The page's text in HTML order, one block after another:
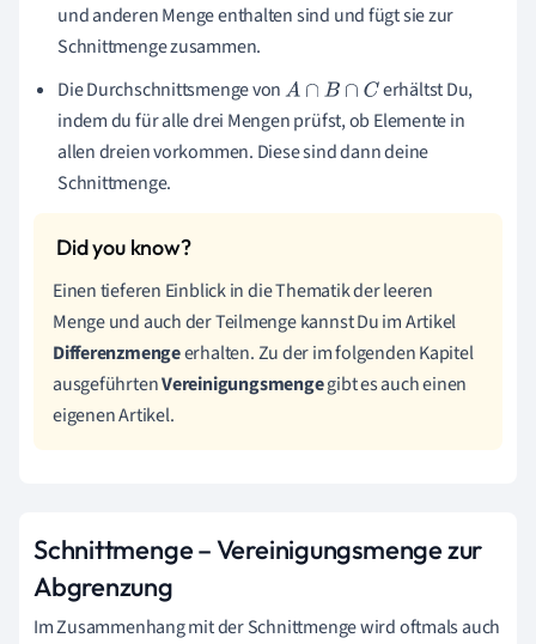
und anderen Menge enthalten sind und fügt sie zur
Schnittmenge zusammen.
Die Durchschnittsmenge vonA∩ B∩C
erhältst Du,
indem du für alle drei Mengen prüfst, ob Elemente in
allen dreien vorkommen. Diese sind dann deine
Schnittmenge.
Einen tieferen Einblick in die Thematik der leeren
Menge und auch der Teilmenge kannst Du im Artikel
Differenzmengeerhalten. Zu der im folgenden Kapitel
ausgeführtenVereinigungsmengegibt es auch einen
eigenen Artikel.
Schnittmenge – Vereinigungsmenge zur
Abgrenzung
Im Zusammenhang mit der Schnittmenge wird oftmals auch